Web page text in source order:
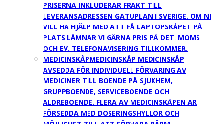
PRISERNA INKLUDERAR FRAKT TILL
LEVERANSADRESSEN GATUPLAN I SVERIGE. OM NI
VILL HA HJÄLP MED ATT FÅ LAPTOPSKÅPET PÅ
PLATS LÄMNAR VI GÄRNA PRIS PÅ DET. MOMS
OCH EV. TELEFONAVISERING TILLKOMMER.
MEDICINSKÅPMEDICINSKÅP MEDICINSKÅP
AVSEDDA FÖR INDIVIDUELL FÖRVARING AV
MEDICINER TILL BOENDE PÅ SJUKHEM,
GRUPPBOENDE, SERVICEBOENDE OCH
ÄLDREBOENDE. FLERA AV MEDICINSKÅPEN ÄR
FÖRSEDDA MED DOSERINGSHYLLOR OCH